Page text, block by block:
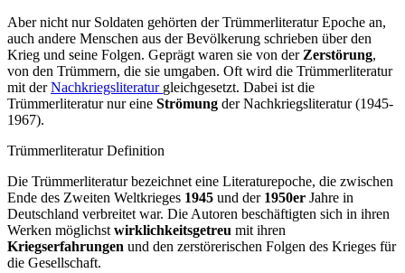
Aber nicht nur Soldaten gehörten der Trümmerliteratur Epoche an,
auch andere Menschen aus der Bevölkerung schrieben über den
Krieg und seine Folgen. Geprägt waren sie von der Zerstörung,
von den Trümmern, die sie umgaben. Oft wird die Trümmerliteratur
mit derNachkriegsliteratur gleichgesetzt. Dabei ist die
Trümmerliteratur nur eine Strömung der Nachkriegsliteratur (1945-
1967).
Trümmerliteratur Definition
Die Trümmerliteratur bezeichnet eine Literaturepoche, die zwischen
Ende des Zweiten Weltkrieges 1945 und der 1950er Jahre in
Deutschland verbreitet war. Die Autoren beschäftigten sich in ihren
Werken möglichst wirklichkeitsgetreu mit ihren
Kriegserfahrungen und den zerstörerischen Folgen des Krieges für
die Gesellschaft.